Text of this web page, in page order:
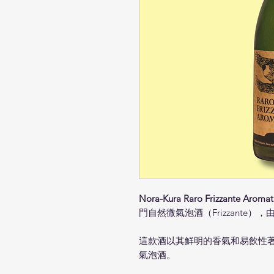
Nora-Kura Raro Frizzante
門自然微氣泡酒（Frizzante），
這款酒以其鮮明的香氣和易飲性
氣泡酒。